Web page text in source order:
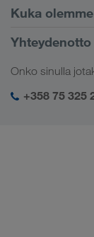
CONNECT-
Digitaaliset
Eurooppa
Kaukasus
Keski-Aasia
Lähi-itä
Kuka olemme
Yritystiedot
SHEQ-hallinto
Yhteydenotto
Onko sinulla
+358 75 325